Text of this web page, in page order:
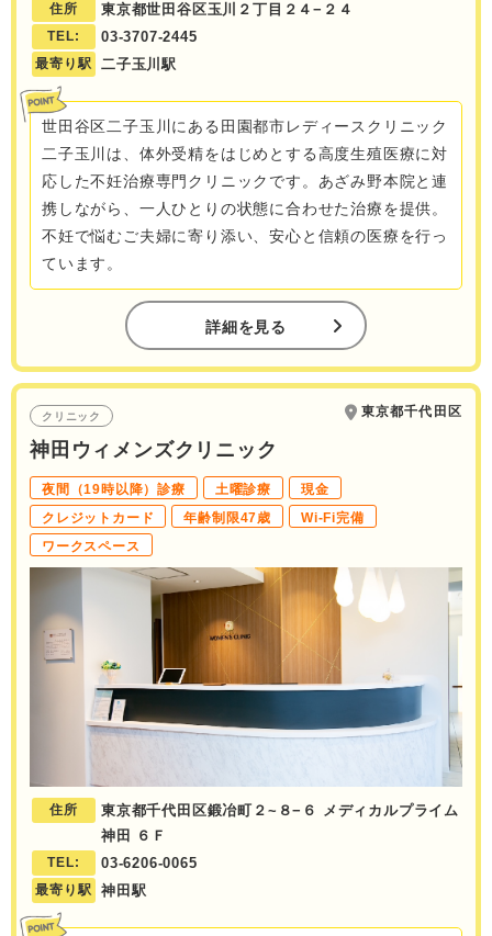
住所 東京都世田谷区玉川２丁目２４−２４
TEL: 03-3707-2445
最寄り駅 二子玉川駅
世田谷区二子玉川にある田園都市レディースクリニック
二子玉川は、体外受精をはじめとする高度生殖医療に対
応した不妊治療専門クリニックです。あざみ野本院と連
携しながら、一人ひとりの状態に合わせた治療を提供。
不妊で悩むご夫婦に寄り添い、安心と信頼の医療を行っ
ています。
詳細を見る
クリニック 東京都千代田区
神田ウィメンズクリニック
夜間（19時以降）診療 土曜診療
現金
クレジットカード
年齢制限47歳
Wi-Fi完備
ワークスペース
住所
東京都千代田区鍛冶町２~８−６ メディカルプライム
神田 ６Ｆ
TEL: 03-6206-0065
最寄り駅 神田駅